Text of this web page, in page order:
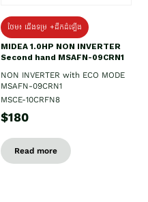
ថែម៖ ជើងទម្រ +ដឹកដំឡើង
MIDEA 1.0HP NON INVERTER
Second hand MSAFN-09CRN1
NON INVERTER with ECO MODE
MSAFN-09CRN1
MSCE-10CRFN8
$180
Read more